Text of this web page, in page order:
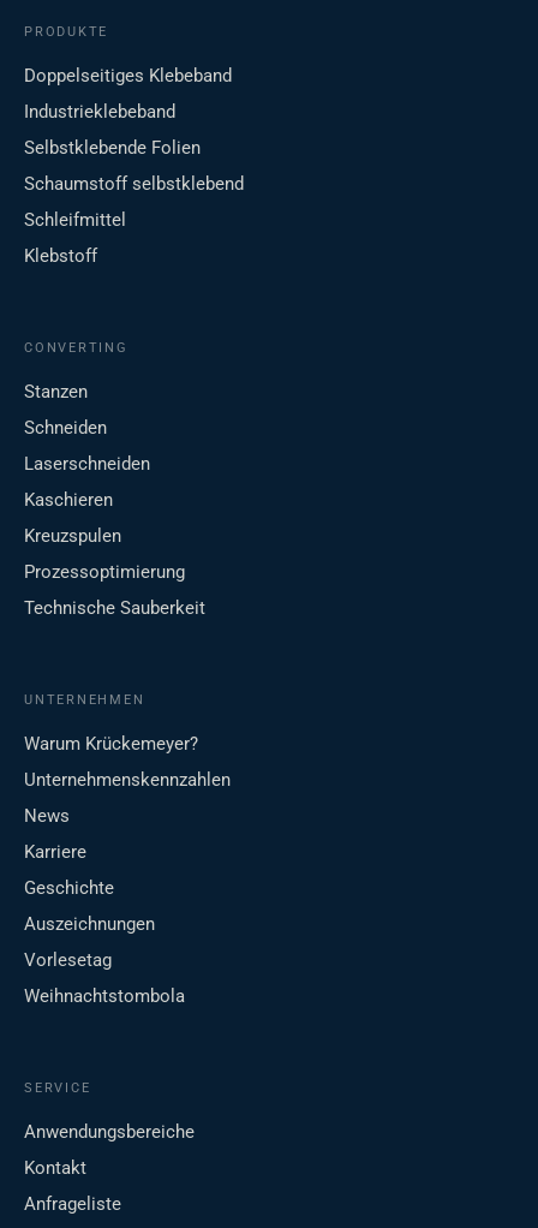
PRODUKTE
Doppelseitiges Klebeband
Industrieklebeband
Selbstklebende Folien
Schaumstoff selbstklebend
Schleifmittel
Klebstoff
CONVERTING
Stanzen
Schneiden
Laserschneiden
Kaschieren
Kreuzspulen
Prozessoptimierung
Technische Sauberkeit
UNTERNEHMEN
Warum Krückemeyer?
Unternehmenskennzahlen
News
Karriere
Geschichte
Auszeichnungen
Vorlesetag
Weihnachtstombola
SERVICE
Anwendungsbereiche
Kontakt
Anfrageliste